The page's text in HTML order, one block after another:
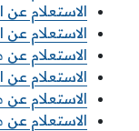
الاستعلام عن
الاستعلام
الاستعلام عن
الاستعلام عن
الاستعلام عن
الاستعلام عن